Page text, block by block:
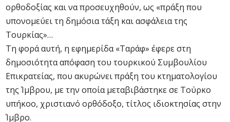
ορθοδοξίας και να προσευχηθούν, ως «πράξη που
υπονομεύει τη δημόσια τάξη και ασφάλεια της
Τουρκίας»…
Τη φορά αυτή, η εφημερίδα «Ταράφ» έφερε στη
δημοσιότητα απόφαση του τουρκικού Συμβουλίου
Επικρατείας, που ακυρώνει πράξη του κτηματολογίου
της Ίμβρου, με την οποία μεταβιβάστηκε σε Τούρκο
υπήκοο, χριστιανό ορθόδοξο, τίτλος ιδιοκτησίας στην
Ίμβρο.